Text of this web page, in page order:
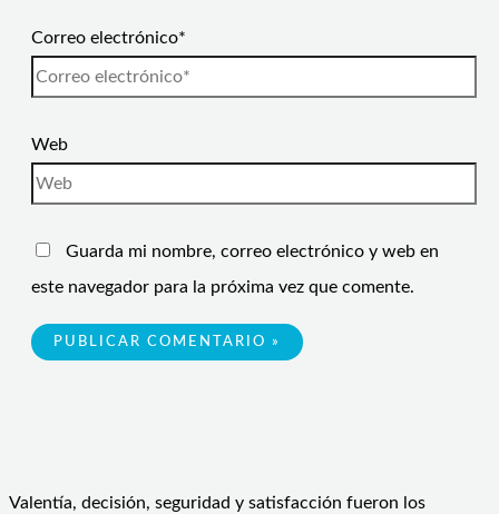
Correo electrónico*
Web
Guarda mi nombre, correo electrónico y web en
este navegador para la próxima vez que comente.
Valentía, decisión, seguridad y satisfacción fueron los